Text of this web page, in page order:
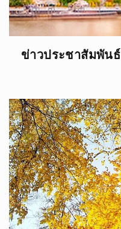
ข่าวประชาสัมพันธ์